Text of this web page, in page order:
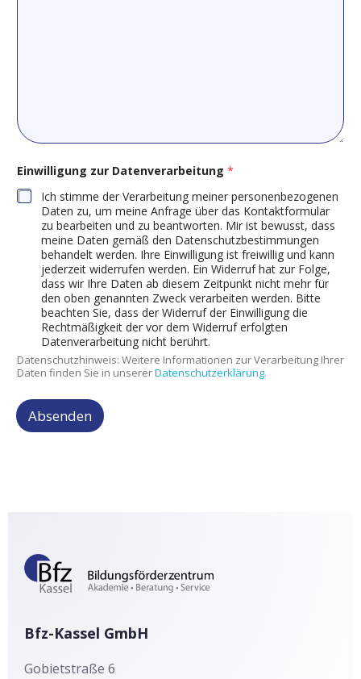
Einwilligung zur Datenverarbeitung *
Ich stimme der Verarbeitung meiner personenbezogenen
Daten zu, um meine Anfrage über das Kontaktformular
zu bearbeiten und zu beantworten. Mir ist bewusst, dass
meine Daten gemäß den Datenschutzbestimmungen
behandelt werden. Ihre Einwilligung ist freiwillig und kann
jederzeit widerrufen werden. Ein Widerruf hat zur Folge,
dass wir Ihre Daten ab diesem Zeitpunkt nicht mehr für
den oben genannten Zweck verarbeiten werden. Bitte
beachten Sie, dass der Widerruf der Einwilligung die
Rechtmäßigkeit der vor dem Widerruf erfolgten
Datenverarbeitung nicht berührt.
Datenschutzhinweis: Weitere Informationen zur Verarbeitung Ihrer
Daten finden Sie in unsererDatenschutzerklärung.
Absenden
Bfz-Kassel GmbH
Gobietstraße 6